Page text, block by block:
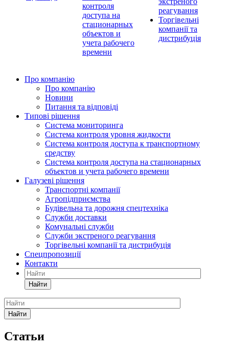
контроля
доступа на
стационарных
объектов и
учета рабочего
времени
реагування
Торгівельні
компанії та
дистрибуція
Про компанію
Про компанію
Новини
Питання та відповіді
Типові рішення
Система мониторинга
Система контроля уровня жидкости
Система контроля доступа к транспортному
средству
Система контроля доступа на стационарных
объектов и учета рабочего времени
Галузеві рішення
Транспортні компанії
Агропідприємства
Будівельна та дорожня спецтехніка
Служби доставки
Комунальні служби
Служби экстреного реагування
Торгівельні компанії та дистрибуція
Спецпропозиції
Контакти
Найти
Найти
Статьи